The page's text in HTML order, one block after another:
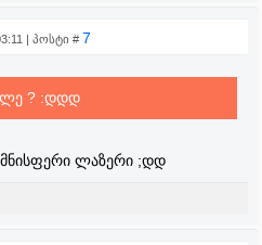
| პოსტი # 7
? :დდდ
ლაზერი ;დდ